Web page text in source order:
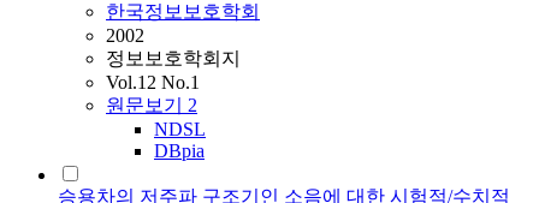
한국정보보호학회
2002
정보보호학회지
Vol.12 No.1
원문보기 2
NDSL
DBpia
승용차의 저주파 구조기인 소음에 대한 시험적/수치적